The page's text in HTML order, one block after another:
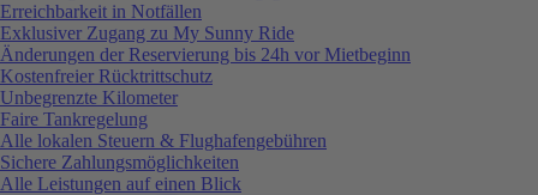
Erreichbarkeit in Notfällen
Exklusiver Zugang zu My Sunny Ride
Änderungen der Reservierung bis 24h vor Mietbeginn
Kostenfreier Rücktrittschutz
Unbegrenzte Kilometer
Faire Tankregelung
Alle lokalen Steuern & Flughafengebühren
Sichere Zahlungsmöglichkeiten
Alle Leistungen auf einen Blick